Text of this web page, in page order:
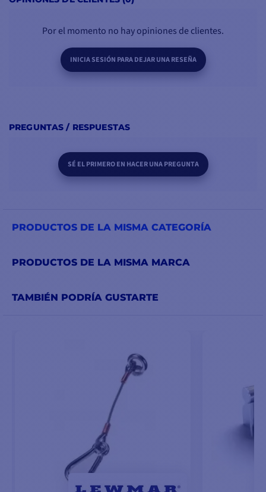
Por el momento no hay opiniones de clientes.
INICIA SESIÓN PARA DEJAR UNA RESEÑA
PREGUNTAS / RESPUESTAS
SÉ EL PRIMERO EN HACER UNA PREGUNTA
PRODUCTOS DE LA MISMA CATEGORÍA
PRODUCTOS DE LA MISMA MARCA
TAMBIÉN PODRÍA GUSTARTE